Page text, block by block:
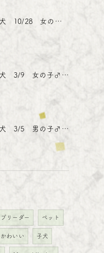
豆柴子犬 10/28 女の子♀1 売約済
豆柴子犬 3/9 女の子♂売約済
豆柴子犬 3/5 男の子♂3 売約済
ブリーダー ペット
かわいい 子犬